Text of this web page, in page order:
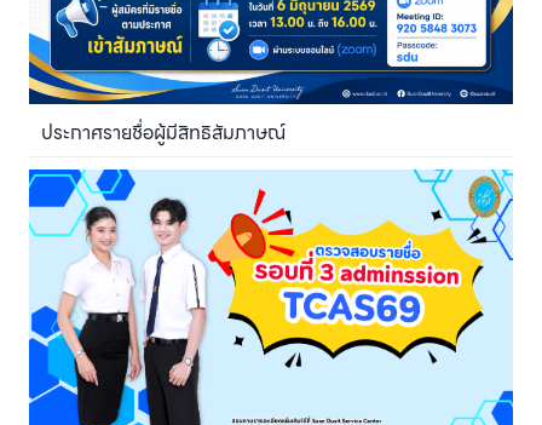
ประกาศรายชื่อผู้มีสิทธิสัมภาษณ์